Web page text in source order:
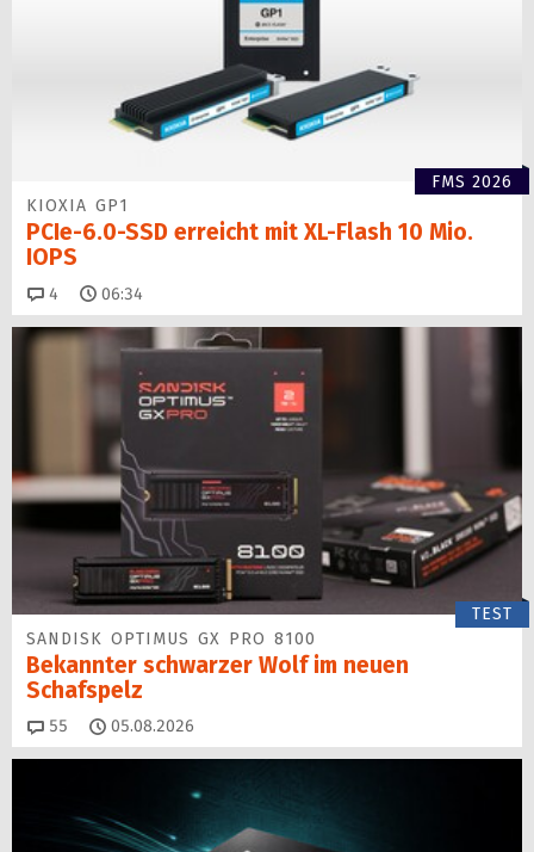
FMS 2026
KIOXIA GP1
PCIe-6.0-SSD erreicht mit XL-Flash 10 Mio.
IOPS
4 Kommentare
06:34
TEST
SANDISK OPTIMUS GX PRO 8100
Bekannter schwarzer Wolf im neuen
Schafspelz
55 Kommentare
05.08.2026